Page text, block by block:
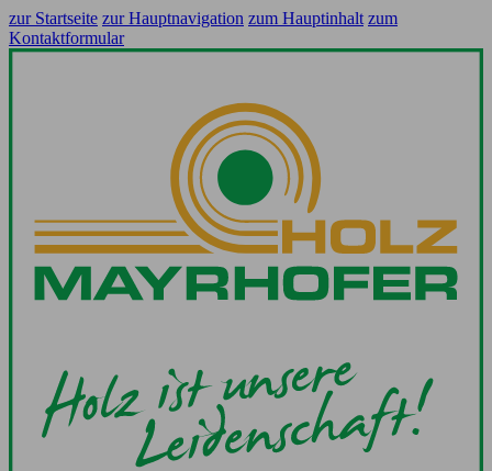
zur Startseite zur Hauptnavigation zum Hauptinhalt zum
Kontaktformular